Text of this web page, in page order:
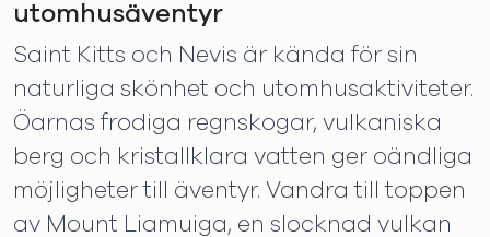
utomhusäventyr
Saint Kitts och Nevis är kända för sin
naturliga skönhet och utomhusaktiviteter.
Öarnas frodiga regnskogar, vulkaniska
berg och kristallklara vatten ger oändliga
möjligheter till äventyr. Vandra till toppen
av Mount Liamuiga, en slocknad vulkan